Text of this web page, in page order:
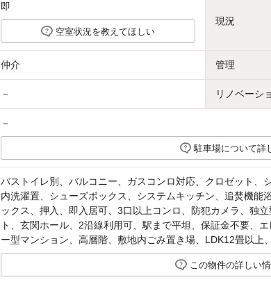
即
空室状況を教えてほしい
現況
仲介 管理
－ リノベーシ
－
駐車場について詳
バストイレ別、バルコニー、ガスコンロ対応、クロゼット、
内洗濯置、シューズボックス、システムキッチン、追焚機
ックス、押入、即入居可、3口以上コンロ、防犯カメラ、独
ト、玄関ホール、2沿線利用可、駅まで平坦、保証金不要、
ー型マンション、高層階、敷地内ごみ置き場、LDK12畳以上
この物件の詳しい